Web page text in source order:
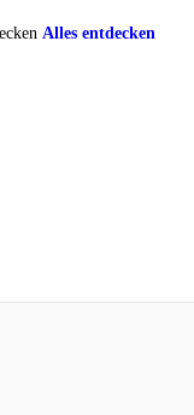
Alles entdecken